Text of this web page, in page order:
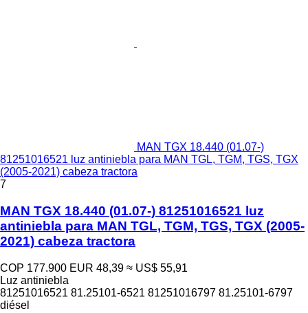
MAN TGX 18.440 (01.07-)
81251016521 luz antiniebla para MAN TGL, TGM, TGS, TGX
(2005-2021) cabeza tractora
7
MAN TGX 18.440 (01.07-) 81251016521 luz
antiniebla para MAN TGL, TGM, TGS, TGX (2005-
2021) cabeza tractora
COP 177.900 EUR 48,39 ≈ US$ 55,91
Luz antiniebla
81251016521 81.25101-6521 81251016797 81.25101-6797
diésel